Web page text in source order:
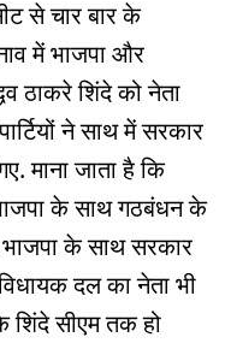
से चार बार के
में भाजपा और
ठाकरे शिंदे को नेता
ने साथ में सरकार
माना जाता है कि
के साथ गठबंधन के
के साथ सरकार
दल का नेता भी
शिंदे सीएम तक हो